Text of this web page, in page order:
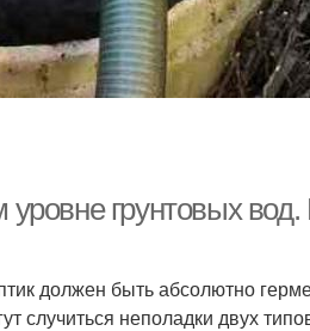
грунтовых
должен быть абсолютно
случиться неполадки двух